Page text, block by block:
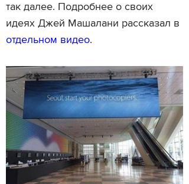
так далее. Подробнее о своих
идеях Джей Машалани рассказал в
отдельном видео.